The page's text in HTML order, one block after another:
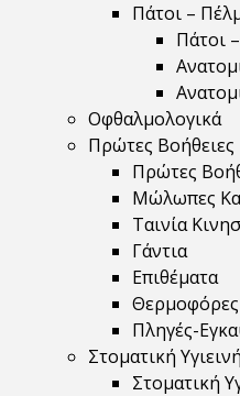
Πάτοι –
Πάτοι
Οφθαλμολογικά
Πρώτες Βοήθειες
Πρώτες
Μώλωπες
Ταινία
Γάντια
Επιθέματα
Θερμοφόρες
Πληγές-
Στοματική Υγιεινή
Στοματική